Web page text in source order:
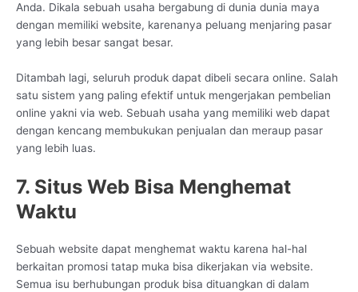
Anda. Dikala sebuah usaha bergabung di dunia dunia maya
dengan memiliki website, karenanya peluang menjaring pasar
yang lebih besar sangat besar.
Ditambah lagi, seluruh produk dapat dibeli secara online. Salah
satu sistem yang paling efektif untuk mengerjakan pembelian
online yakni via web. Sebuah usaha yang memiliki web dapat
dengan kencang membukukan penjualan dan meraup pasar
yang lebih luas.
7. Situs Web Bisa Menghemat
Waktu
Sebuah website dapat menghemat waktu karena hal-hal
berkaitan promosi tatap muka bisa dikerjakan via website.
Semua isu berhubungan produk bisa dituangkan di dalam